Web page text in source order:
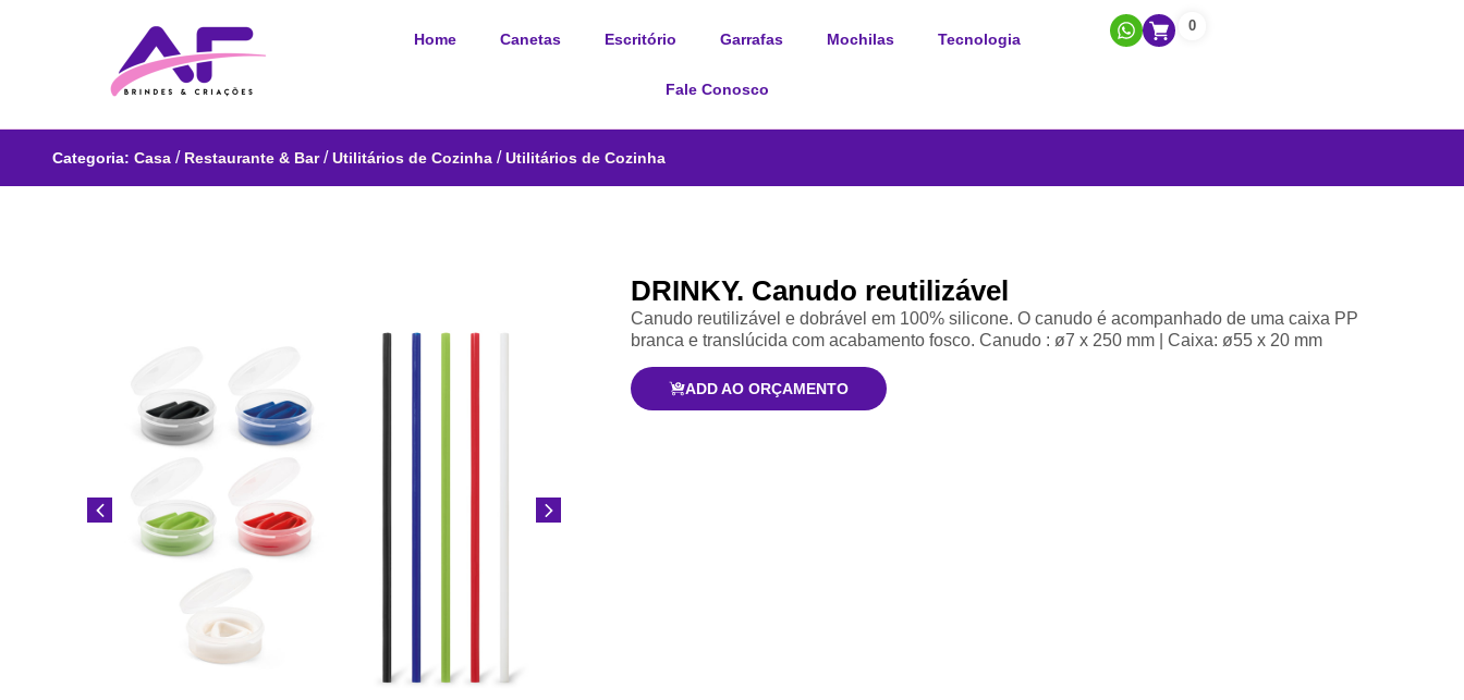
Home Canetas Escritório Garrafas Mochilas Tecnologia
Fale Conosco
0
Categoria: Casa / Restaurante & Bar/Utilitários de Cozinha /Utilitários de Cozinha
DRINKY. Canudo reutilizável
Canudo reutilizável e dobrável em 100% silicone. O canudo é acompanhado de uma caixa PP
branca e translúcida com acabamento fosco. Canudo : ø7 x 250 mm | Caixa: ø55 x 20 mm
ADD AO ORÇAMENTO